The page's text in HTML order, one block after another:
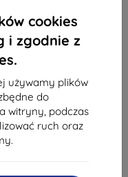
cookies
i zgodnie z
używamy plików
do
witryny, podczas
ruch oraz